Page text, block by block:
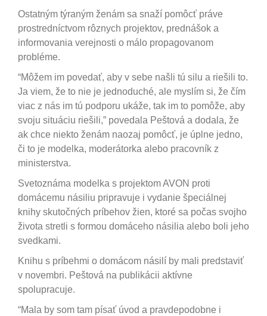
Ostatným týraným ženám sa snaží pomôcť práve
prostredníctvom rôznych projektov, prednášok a
informovania verejnosti o málo propagovanom
probléme.
“Môžem im povedať, aby v sebe našli tú silu a riešili to.
Ja viem, že to nie je jednoduché, ale myslím si, že čím
viac z nás im tú podporu ukáže, tak im to pomôže, aby
svoju situáciu riešili,” povedala Peštová a dodala, že
ak chce niekto ženám naozaj pomôcť, je úplne jedno,
či to je modelka, moderátorka alebo pracovník z
ministerstva.
Svetoznáma modelka s projektom AVON proti
domácemu násiliu pripravuje i vydanie špeciálnej
knihy skutočných príbehov žien, ktoré sa počas svojho
života stretli s formou domáceho násilia alebo boli jeho
svedkami.
Knihu s príbehmi o domácom násilí by mali predstaviť
v novembri. Peštová na publikácii aktívne
spolupracuje.
“Mala by som tam písať úvod a pravdepodobne i